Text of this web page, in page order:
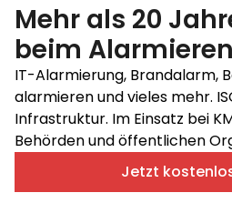
Mehr als 20
beim Alarmieren
IT-Alarmierung, Brandalarm,
alarmieren und vieles mehr.
Infrastruktur. Im Einsatz bei
Behörden und öffentlichen
Jetzt